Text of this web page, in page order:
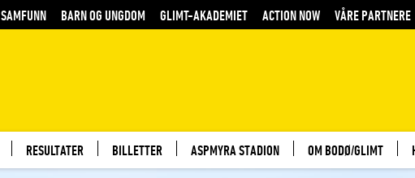
SAMFUNN BARN OG UNGDOM GLIMT-AKADEMIET ACTION NOW VÅRE PARTNERE
RESULTATER BILLETTER ASPMYRA STADION OM BODØ/GLIMT